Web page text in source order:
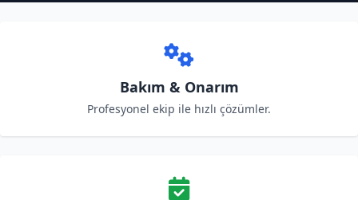
Bakım & Onarım
Profesyonel ekip ile hızlı çözümler.